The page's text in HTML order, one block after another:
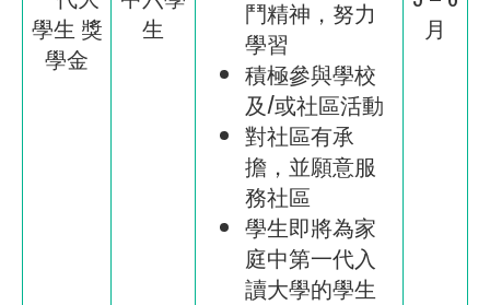
學生 獎
學金
生
鬥精神，努力
學習
積極參與學校
及/或社區活動
對社區有承
擔，並願意服
務社區
學生即將為家
庭中第一代入
讀大學的學生
月